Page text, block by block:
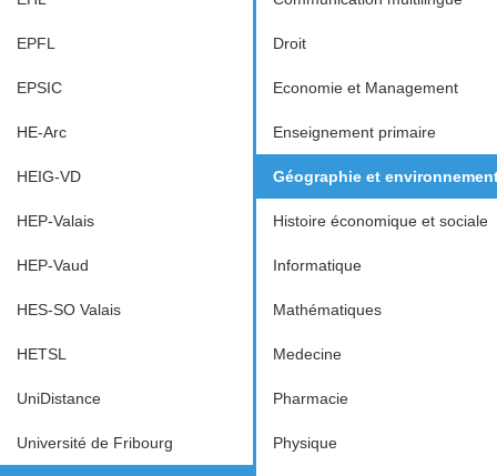
EPFL
EPSIC
HE-Arc
HEIG-VD
HEP-Valais
HEP-Vaud
HES-SO Valais
HETSL
UniDistance
Université de Fribourg
Droit
Economie et Management
Enseignement primaire
Géographie et
Histoire économique et sociale
Informatique
Mathématiques
Medecine
Pharmacie
Physique